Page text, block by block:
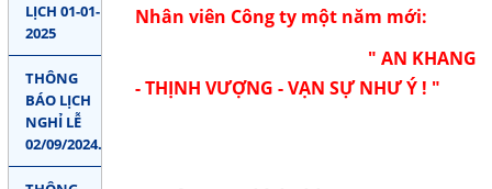
LỊCH 01-01-
2025
THÔNG
BÁO LỊCH
NGHỈ LỄ
02/09/2024.
Nhân viên Công ty một năm mới:
" AN KHANG
- THỊNH VƯỢNG - VẠN SỰ NHƯ Ý ! "